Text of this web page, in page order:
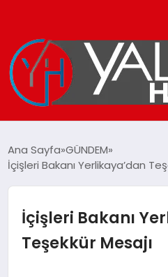
SPOR
DÜNYA
EKONOMİ
Ana Sayfa GÜNDEM
İçişleri Bakanı Yerlikaya’dan
İçişleri Bakanı
Teşekkür Mesajı